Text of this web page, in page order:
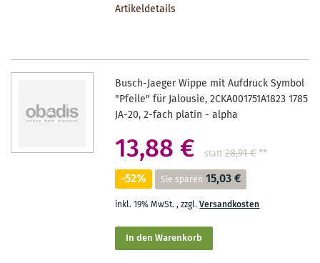
Artikeldetails
Busch-Jaeger Wippe mit Aufdruck Symbol
"Pfeile" für Jalousie, 2CKA001751A1823 1785
JA-20, 2-fach platin - alpha
13,88 € statt 28,91 €**
-52% Sie sparen 15,03 €
inkl. 19% MwSt.,zzgl.Versandkosten
In den Warenkorb